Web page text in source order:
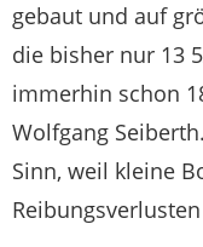
gebaut und auf
die bisher nur 13
immerhin schon
Wolfgang
Sinn, weil kleine